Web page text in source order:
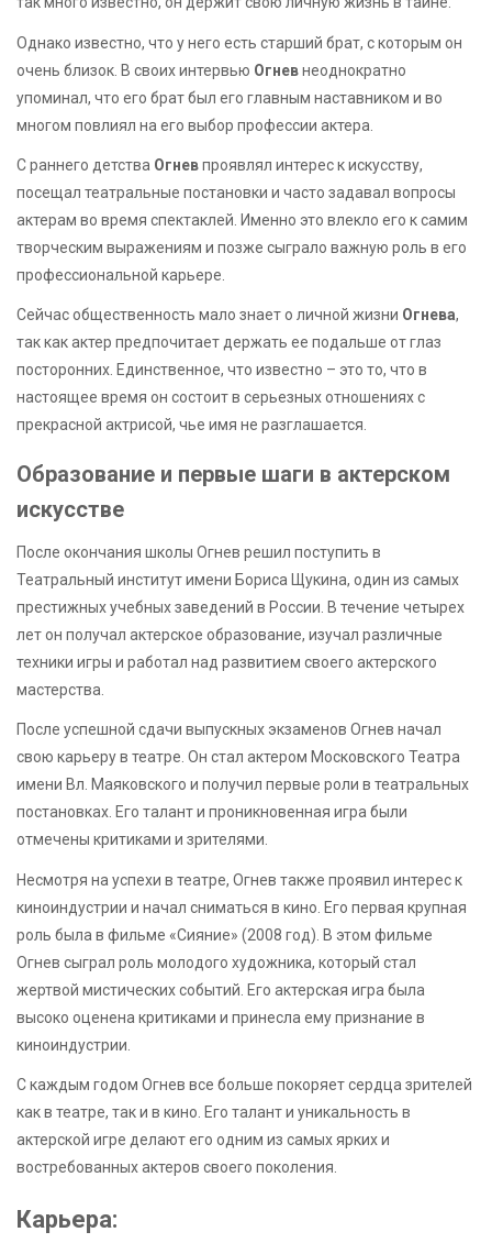
Однако известно, что у него есть старший брат, с которым он
очень близок. В своих интервью Огневнеоднократно
упоминал, что его брат был его главным наставником и во
многом повлиял на его выбор профессии актера.
С раннего детства Огневпроявлял интерес к искусству,
посещал театральные постановки и часто задавал вопросы
актерам во время спектаклей. Именно это влекло его к самим
творческим выражениям и позже сыграло важную роль в его
профессиональной карьере.
Сейчас общественность мало знает о личной жизни Огнева,
так как актер предпочитает держать ее подальше от глаз
посторонних. Единственное, что известно – это то, что в
настоящее время он состоит в серьезных отношениях с
прекрасной актрисой, чье имя не разглашается.
Образование и первые шаги в актерском
искусстве
После окончания школы Огнев решил поступить в
Театральный институт имени Бориса Щукина, один из самых
престижных учебных заведений в России. В течение четырех
лет он получал актерское образование, изучал различные
техники игры и работал над развитием своего актерского
мастерства.
После успешной сдачи выпускных экзаменов Огнев начал
свою карьеру в театре. Он стал актером Московского Театра
имени Вл. Маяковского и получил первые роли в театральных
постановках. Его талант и проникновенная игра были
отмечены критиками и зрителями.
Несмотря на успехи в театре, Огнев также проявил интерес к
киноиндустрии и начал сниматься в кино. Его первая крупная
роль была в фильме «Сияние» (2008 год). В этом фильме
Огнев сыграл роль молодого художника, который стал
жертвой мистических событий. Его актерская игра была
высоко оценена критиками и принесла ему признание в
киноиндустрии.
С каждым годом Огнев все больше покоряет сердца зрителей
как в театре, так и в кино. Его талант и уникальность в
актерской игре делают его одним из самых ярких и
востребованных актеров своего поколения.
Карьера: